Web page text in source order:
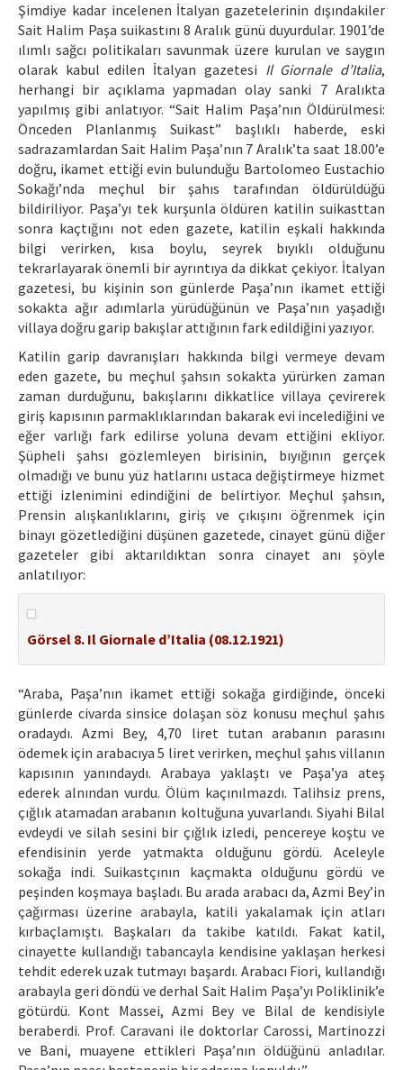
Şimdiye kadar incelenen İtalyan gazetelerinin dışındakiler
Sait Halim Paşa suikastını 8 Aralık günü duyurdular. 1901’de
ılımlı sağcı politikaları savunmak üzere kurulan ve saygın
olarak kabul edilen İtalyan gazetesi Il Giornale d’Italia,
herhangi bir açıklama yapmadan olay sanki 7 Aralıkta
yapılmış gibi anlatıyor. “Sait Halim Paşa’nın Öldürülmesi:
Önceden Planlanmış Suikast” başlıklı haberde, eski
sadrazamlardan Sait Halim Paşa’nın 7 Aralık’ta saat 18.00’e
doğru, ikamet ettiği evin bulunduğu Bartolomeo Eustachio
Sokağı’nda meçhul bir şahıs tarafından öldürüldüğü
bildiriliyor. Paşa’yı tek kurşunla öldüren katilin suikasttan
sonra kaçtığını not eden gazete, katilin eşkali hakkında
bilgi verirken, kısa boylu, seyrek bıyıklı olduğunu
tekrarlayarak önemli bir ayrıntıya da dikkat çekiyor. İtalyan
gazetesi, bu kişinin son günlerde Paşa’nın ikamet ettiği
sokakta ağır adımlarla yürüdüğünün ve Paşa’nın yaşadığı
villaya doğru garip bakışlar attığının fark edildiğini yazıyor.
Katilin garip davranışları hakkında bilgi vermeye devam
eden gazete, bu meçhul şahsın sokakta yürürken zaman
zaman durduğunu, bakışlarını dikkatlice villaya çevirerek
giriş kapısının parmaklıklarından bakarak evi incelediğini ve
eğer varlığı fark edilirse yoluna devam ettiğini ekliyor.
Şüpheli şahsı gözlemleyen birisinin, bıyığının gerçek
olmadığı ve bunu yüz hatlarını ustaca değiştirmeye hizmet
ettiği izlenimini edindiğini de belirtiyor. Meçhul şahsın,
Prensin alışkanlıklarını, giriş ve çıkışını öğrenmek için
binayı gözetlediğini düşünen gazetede, cinayet günü diğer
gazeteler gibi aktarıldıktan sonra cinayet anı şöyle
anlatılıyor:
Görsel 8. Il Giornale d’Italia (08.12.1921)
“Araba, Paşa’nın ikamet ettiği sokağa girdiğinde, önceki
günlerde civarda sinsice dolaşan söz konusu meçhul şahıs
oradaydı. Azmi Bey, 4,70 liret tutan arabanın parasını
ödemek için arabacıya 5 liret verirken, meçhul şahıs villanın
kapısının yanındaydı. Arabaya yaklaştı ve Paşa’ya ateş
ederek alnından vurdu. Ölüm kaçınılmazdı. Talihsiz prens,
çığlık atamadan arabanın koltuğuna yuvarlandı. Siyahi Bilal
evdeydi ve silah sesini bir çığlık izledi, pencereye koştu ve
efendisinin yerde yatmakta olduğunu gördü. Aceleyle
sokağa indi. Suikastçının kaçmakta olduğunu gördü ve
peşinden koşmaya başladı. Bu arada arabacı da, Azmi Bey’in
çağırması üzerine arabayla, katili yakalamak için atları
kırbaçlamıştı. Başkaları da takibe katıldı. Fakat katil,
cinayette kullandığı tabancayla kendisine yaklaşan herkesi
tehdit ederek uzak tutmayı başardı. Arabacı Fiori, kullandığı
arabayla geri döndü ve derhal Sait Halim Paşa’yı Poliklinik’e
götürdü. Kont Massei, Azmi Bey ve Bilal de kendisiyle
beraberdi. Prof. Caravani ile doktorlar Carossi, Martinozzi
ve Bani, muayene ettikleri Paşa’nın öldüğünü anladılar.